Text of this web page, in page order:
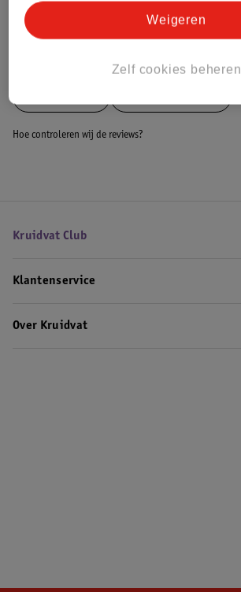
Bestel & Bezorginformatie
Hoe controleren wij de reviews?
Kruidvat Club
Klantenservice
Over Kruidvat
Zelf cookies beheren
Weigeren